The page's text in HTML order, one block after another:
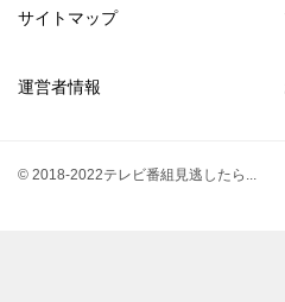
サイトマップ
運営者情報
© 2018-2022テレビ番組見逃したら...